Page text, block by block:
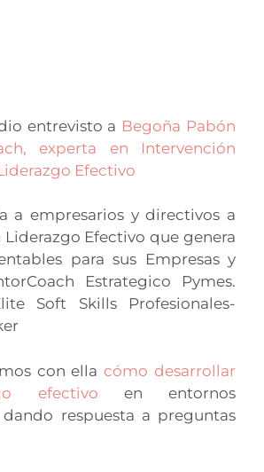
entrevisto a Begoña Pabón
experta en Intervención
Efectivo
a empresarios y directivos a
Efectivo que genera
para sus Empresas y
Estrategico Pymes.
Soft Skills Profesionales-
con ellacómo desarrollar
efectivo
en entornos
dando respuesta a preguntas